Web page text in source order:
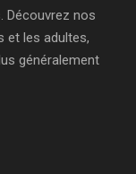
Découvrez nos
et les adultes,
généralement